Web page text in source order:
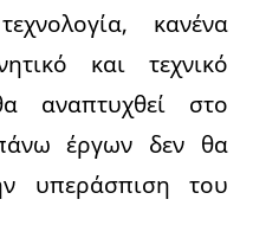
κανένα
και τεχνικό
αναπτυχθεί στο
έργων δεν θα
υπεράσπιση του